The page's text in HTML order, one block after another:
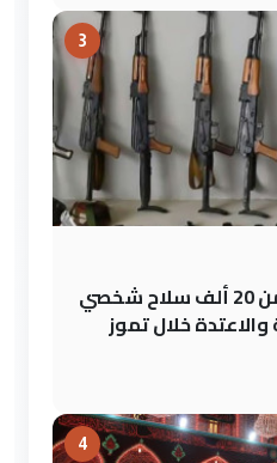
3
الداخلية: تسجيل أكثر من 20 ألف سلاح شخصي
خلال تموز
4